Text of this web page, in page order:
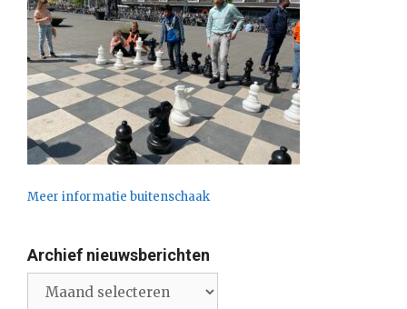
Meer informatie buitenschaak
Archief nieuwsberichten
nieuwsberichten